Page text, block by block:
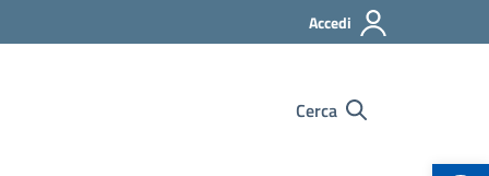
Accedi
Cerca